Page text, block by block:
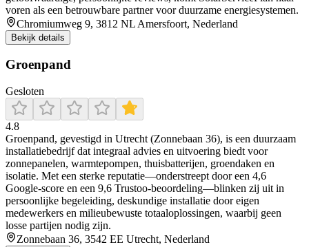
voren als een betrouwbare partner voor duurzame energiesystemen.
Chromiumweg 9, 3812 NL Amersfoort, Nederland
Bekijk details
Groenpand
Gesloten
4.8
Groenpand, gevestigd in Utrecht (Zonnebaan 36), is een duurzaam
installatiebedrijf dat integraal advies en uitvoering biedt voor
zonnepanelen, warmtepompen, thuisbatterijen, groendaken en
isolatie. Met een sterke reputatie—onderstreept door een 4,6
Google-score en een 9,6 Trustoo-beoordeling—blinken zij uit in
persoonlijke begeleiding, deskundige installatie door eigen
medewerkers en milieubewuste totaaloplossingen, waarbij geen
losse partijen nodig zijn.
Zonnebaan 36, 3542 EE Utrecht, Nederland